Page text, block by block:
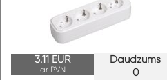
Daudzums
0
3.11 EUR
ar PVN